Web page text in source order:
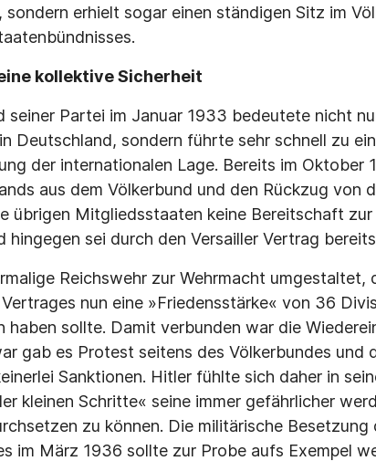
erhielt sogar einen ständigen Sitz im
kollektive Sicherheit
Partei im Januar 1933 bedeutete nicht
Deutschland, sondern führte sehr schnell zu
der internationalen Lage. Bereits im Oktober
aus dem Völkerbund und den Rückzug von
übrigen Mitgliedsstaaten keine Bereitschaft
hingegen sei durch den Versailler Vertrag
Reichswehr zur Wehrmacht umgestaltet,
nun eine »Friedensstärke« von 36
sollte. Damit verbunden war die
gab es Protest seitens des Völkerbundes und
Sanktionen. Hitler fühlte sich daher in
kleinen Schritte« seine immer gefährlicher
zu können. Die militärische Besetzung
im März 1936 sollte zur Probe aufs Exempel